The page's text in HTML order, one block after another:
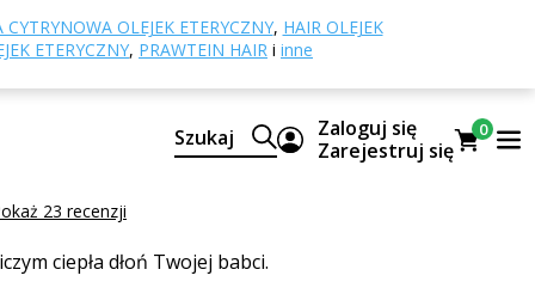
CYTRYNOWA OLEJEK ETERYCZNY, HAIR OLEJEK
ETERYCZNY, PRAWTEIN HAIR i inne
Szukaj
Zaloguj się
Zarejestruj się
0
Hydrolat z rumianku pospolitego
rumianku pospolitego
23 recenzji
ciepła dłoń Twojej babci.